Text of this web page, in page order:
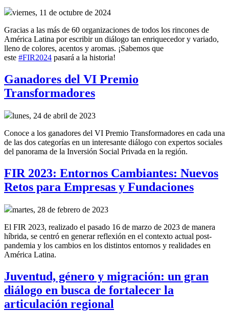
viernes, 11 de octubre de 2024
Gracias a las más de 60 organizaciones de todos los rincones de
América Latina por escribir un diálogo tan enriquecedor y variado,
lleno de colores, acentos y aromas. ¡Sabemos que
este #FIR2024 pasará a la historia!
Ganadores del VI Premio
Transformadores
lunes, 24 de abril de 2023
Conoce a los ganadores del VI Premio Transformadores en cada una
de las dos categorías en un interesante diálogo con expertos sociales
del panorama de la Inversión Social Privada en la región.
FIR 2023: Entornos Cambiantes: Nuevos
Retos para Empresas y Fundaciones
martes, 28 de febrero de 2023
El FIR 2023, realizado el pasado 16 de marzo de 2023 de manera
híbrida, se centró en generar reflexión en el contexto actual post-
pandemia y los cambios en los distintos entornos y realidades en
América Latina.
Juventud, género y migración: un gran
diálogo en busca de fortalecer la
articulación regional